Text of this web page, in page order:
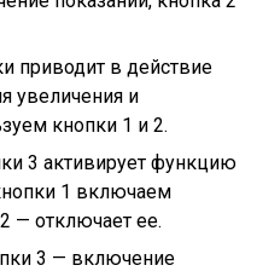
приводит в действие
увеличения и
кнопки 1 и 2.
3 активирует функцию
1 включаем
— отключает ее.
3 — включение